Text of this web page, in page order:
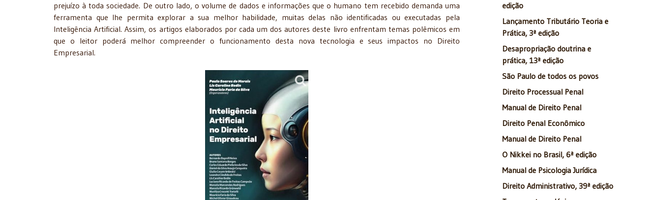
prejuízo à toda sociedade. De outro lado, o volume de dados e informações que o humano tem recebido demanda uma
ferramenta que lhe permita explorar a sua melhor habilidade, muitas delas não identificadas ou executadas pela
Inteligência Artificial. Assim, os artigos elaborados por cada um dos autores deste livro enfrentam temas polêmicos em
que o leitor poderá melhor compreender o funcionamento desta nova tecnologia e seus impactos no Direito
Empresarial.
edição
Lançamento Tributário Teoria e
Prática, 3ª edição
Desapropriação doutrina e
prática, 13ª edição
São Paulo de todos os povos
Direito Processual Penal
Manual de Direito Penal
Direito Penal Econômico
Manual de Direito Penal
O Nikkei no Brasil, 6ª edição
Manual de Psicologia Jurídica
Direito Administrativo, 39ª edição